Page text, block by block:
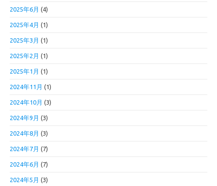
2025年6月 (4)
2025年4月 (1)
2025年3月 (1)
2025年2月 (1)
2025年1月 (1)
2024年11月 (1)
2024年10月 (3)
2024年9月 (3)
2024年8月 (3)
2024年7月 (7)
2024年6月 (7)
2024年5月 (3)